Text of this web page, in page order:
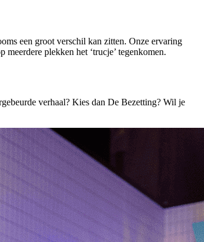
een groot verschil kan zitten. Onze ervaring
plekken het ‘trucje’ tegenkomen.
verhaal? Kies dan De Bezetting? Wil je